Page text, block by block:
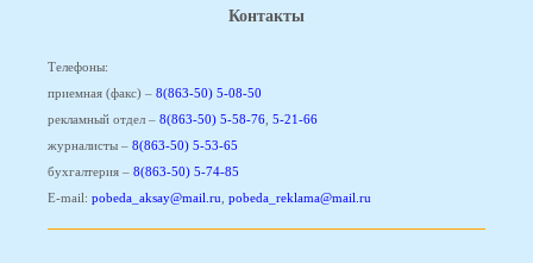
Контакты
Телефоны:
приемная (факс) – 8(863-50) 5-08-50
рекламный отдел – 8(863-50) 5-58-76 5-21-66
журналисты – 8(863-50) 5-53-65
бухгалтерия – 8(863-50) 5-74-85
E-mail: pobeda_aksay@mail.ru pobeda_reklama@mail.ru